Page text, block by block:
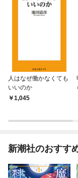
人はなぜ働かなくても
いいのか
1,045
新潮社のおすす